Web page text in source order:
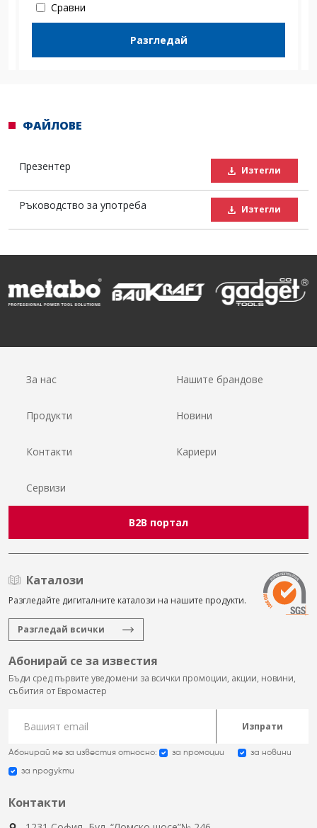
Сравни
Разгледай
ФАЙЛОВЕ
Презентер Изтегли
Ръководство за употреба Изтегли
За нас Нашите брандове
Продукти Новини
Контакти Кариери
Сервизи
B2B портал
Каталози
Разгледайте дигиталните каталози на нашите продукти.
Разгледай всички
Абонирай се за известия
Бъди сред първите уведомени за всички промоции, акции, новини,
събития от Евромастер
Изпрати
Абонирай ме за известия относно: за промоции за новини
за продукти
Контакти